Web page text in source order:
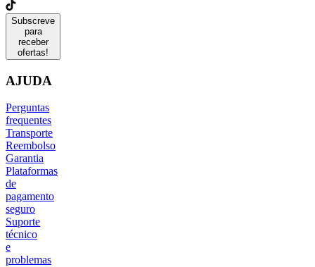
Subscreve
para
receber
ofertas!
AJUDA
Perguntas
frequentes
Transporte
Reembolso
Garantia
Plataformas
de
pagamento
seguro
Suporte
técnico
e
problemas